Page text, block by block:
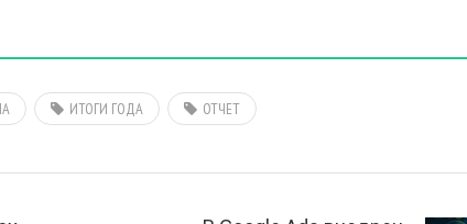
ИТОГИ ГОДА ОТЧЕТ